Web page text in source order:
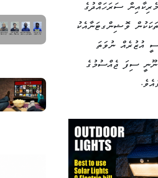
ސަރަހައްދުގެ
ވޮޝިންގޓަނާއެކު
އުޒުރެއް ނުވަތަ
ސިފަ ޖެއްސުމުގެ